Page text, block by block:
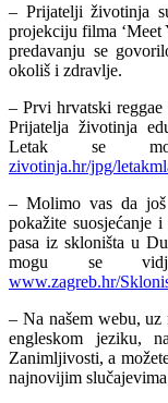
– Prijatelji životinja
projekciju filma ‘Meet
predavanju se
okoliš i zdravlje.
– Prvi hrvatski
Prijatelja životinja
Letak se
zivotinja.hr/jpg/
– Molimo vas da još
pokažite suosjećanje
pasa iz skloništa u
mogu se
www.zagreb.hr/
– Na našem webu,
engleskom jeziku,
Zanimljivosti, a
najnovijim